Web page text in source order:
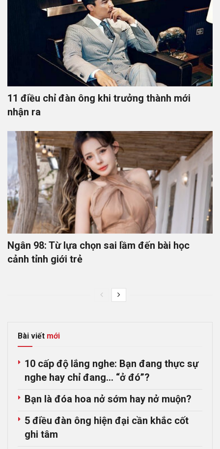
11 điều chỉ đàn ông khi trưởng thành mới
nhận ra
Ngân 98: Từ lựa chọn sai lầm đến bài học
cảnh tỉnh giới trẻ
Bài viết mới
10 cấp độ lắng nghe: Bạn đang thực sự
nghe hay chỉ đang… “ở đó”?
Bạn là đóa hoa nở sớm hay nở muộn?
5 điều đàn ông hiện đại cần khắc cốt
ghi tâm